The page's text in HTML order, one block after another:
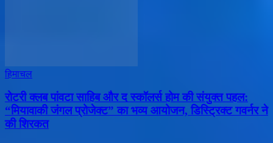
हिमाचल
​रोटरी क्लब पांवटा साहिब और द स्कॉलर्स होम की संयुक्त पहल:
“मियावाकी जंगल प्रोजेक्ट” का भव्य आयोजन, डिस्ट्रिक्ट गवर्नर ने
की शिरकत